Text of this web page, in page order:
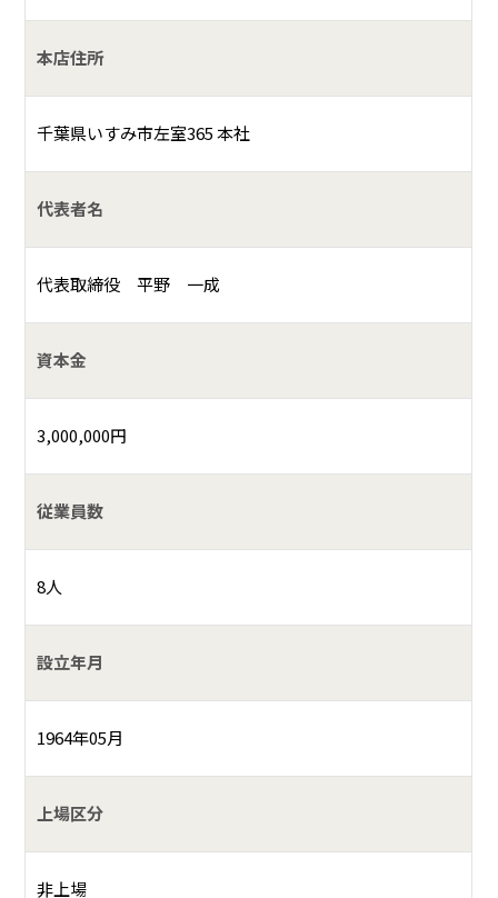
本店住所
千葉県いすみ市左室365 本社
代表者名
代表取締役 平野 一成
資本金
3,000,000円
従業員数
8人
設立年月
1964年05月
上場区分
非上場